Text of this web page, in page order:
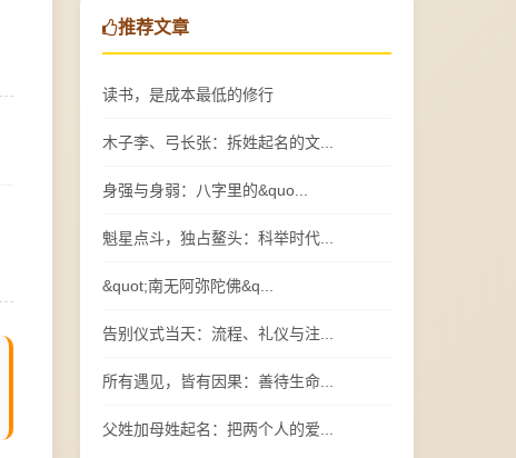
推荐文章
读书，是成本最低的修行
木子李、弓长张：拆姓起名的文...
身强与身弱：八字里的&quo...
魁星点斗，独占鳌头：科举时代...
&quot;南无阿弥陀佛&q...
告别仪式当天：流程、礼仪与注...
所有遇见，皆有因果：善待生命...
父姓加母姓起名：把两个人的爱...